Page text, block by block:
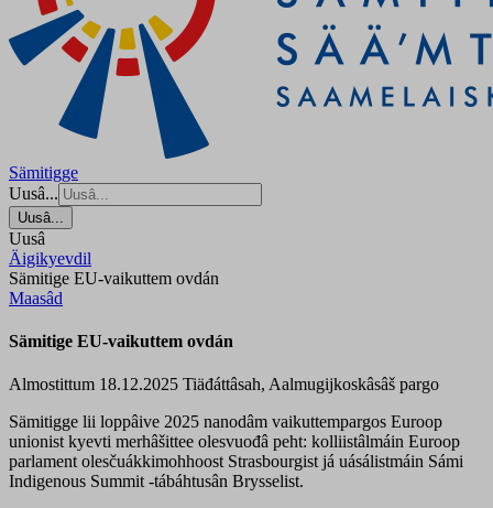
Sämitigge
Uusâ...
Uusâ...
Uusâ
Äigikyevdil
Sämitige EU-vaikuttem ovdán
Maasâd
Sämitige EU-vaikuttem ovdán
Almostittum 18.12.2025 Tiäđáttâsah, Aalmugijkoskâsâš pargo
Sämitigge lii loppâive 2025 nanodâm vaikuttempargos Euroop
unionist kyevti merhâšittee olesvuođâ peht: kolliistâlmáin Euroop
parlament olesčuákkimohhoost Strasbourgist já uásálistmáin Sámi
Indigenous Summit -tábáhtusân Brysselist.